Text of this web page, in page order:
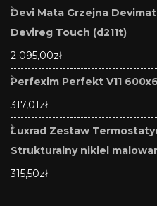
Devi Mata Grzejna
Devireg Touch (d211t)
2 095,00zł
Perfexim Perfekt V11
317,01zł
Luxrad Zestaw
Strukturalny nikiel
315,50zł